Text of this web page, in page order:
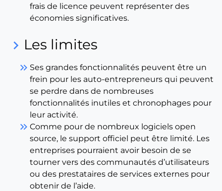
frais de licence peuvent représenter des
économies significatives.
keyboard_arrow_right Les limites
keyboard_double_arrow_right Ses grandes fonctionnalités peuvent être un
frein pour les auto-entrepreneurs qui peuvent
se perdre dans de nombreuses
fonctionnalités inutiles et chronophages pour
leur activité.
keyboard_double_arrow_right Comme pour de nombreux logiciels open
source, le support officiel peut être limité. Les
entreprises pourraient avoir besoin de se
tourner vers des communautés d’utilisateurs
ou des prestataires de services externes pour
obtenir de l’aide.